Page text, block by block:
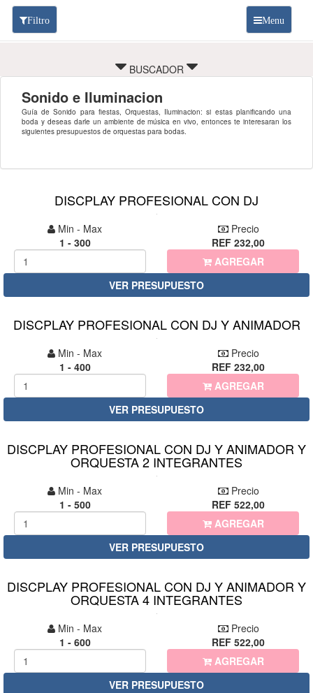
Filtro Menu
BUSCADOR
Sonido e Iluminacion
Guía de Sonido para fiestas, Orquestas, Iluminacion: si estas planificando una
boda y deseas darle un ambiente de música en vivo, entonces te interesaran los
siguientes presupuestos de orquestas para bodas.
DISCPLAY PROFESIONAL CON DJ
Min - Max
1 - 300
Precio
REF 232,00
AGREGAR
VER PRESUPUESTO
DISCPLAY PROFESIONAL CON DJ Y ANIMADOR
Min - Max
1 - 400
Precio
REF 232,00
AGREGAR
VER PRESUPUESTO
DISCPLAY PROFESIONAL CON DJ Y ANIMADOR Y
ORQUESTA 2 INTEGRANTES
Min - Max
1 - 500
Precio
REF 522,00
AGREGAR
VER PRESUPUESTO
DISCPLAY PROFESIONAL CON DJ Y ANIMADOR Y
ORQUESTA 4 INTEGRANTES
Min - Max
1 - 600
Precio
REF 522,00
AGREGAR
VER PRESUPUESTO